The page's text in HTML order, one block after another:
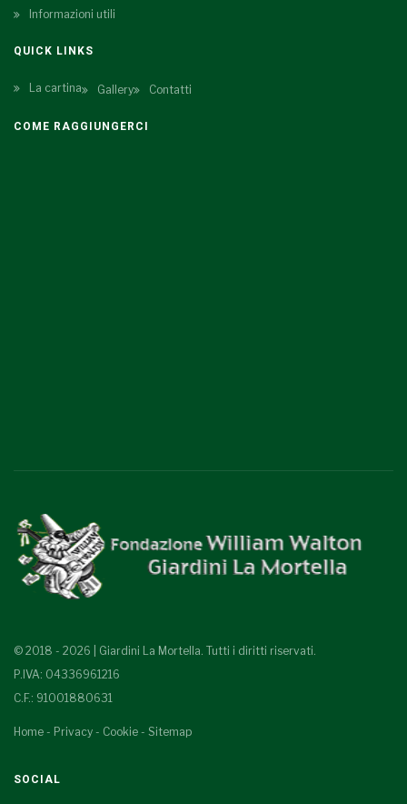
Informazioni utili
QUICK LINKS
La cartina Gallery Contatti
COME RAGGIUNGERCI
© 2018 - 2026 | Giardini La Mortella. Tutti i diritti riservati.
P.IVA: 04336961216
C.F.: 91001880631
Home - Privacy - Cookie - Sitemap
SOCIAL